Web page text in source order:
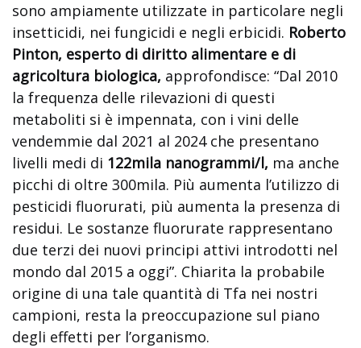
sono ampiamente utilizzate in particolare negli
insetticidi, nei fungicidi e negli erbicidi. Roberto
Pinton, esperto di diritto alimentare e di
agricoltura biologica, approfondisce: “Dal 2010
la frequenza delle rilevazioni di questi
metaboliti si è impennata, con i vini delle
vendemmie dal 2021 al 2024 che presentano
livelli medi di 122mila nanogrammi/l, ma anche
picchi di oltre 300mila. Più aumenta l’utilizzo di
pesticidi fluorurati, più aumenta la presenza di
residui. Le sostanze fluorurate rappresentano
due terzi dei nuovi principi attivi introdotti nel
mondo dal 2015 a oggi”. Chiarita la probabile
origine di una tale quantità di Tfa nei nostri
campioni, resta la preoccupazione sul piano
degli effetti per l’organismo.